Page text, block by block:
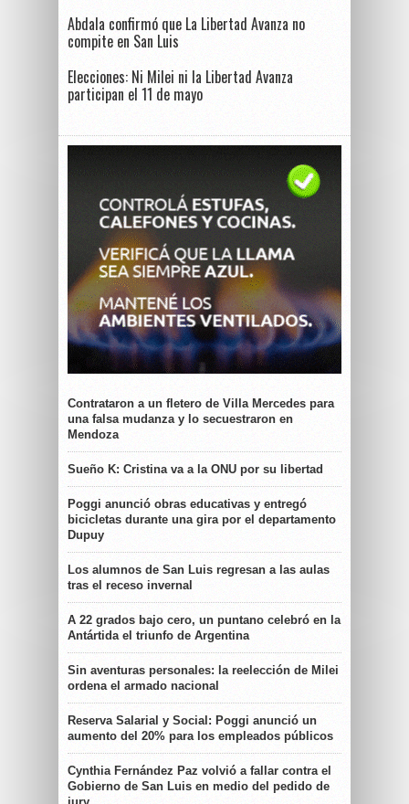
Abdala confirmó que La Libertad Avanza no
compite en San Luis
Elecciones: Ni Milei ni la Libertad Avanza
participan el 11 de mayo
Contrataron a un fletero de Villa Mercedes para
una falsa mudanza y lo secuestraron en
Mendoza
Sueño K: Cristina va a la ONU por su libertad
Poggi anunció obras educativas y entregó
bicicletas durante una gira por el departamento
Dupuy
Los alumnos de San Luis regresan a las aulas
tras el receso invernal
A 22 grados bajo cero, un puntano celebró en la
Antártida el triunfo de Argentina
Sin aventuras personales: la reelección de Milei
ordena el armado nacional
Reserva Salarial y Social: Poggi anunció un
aumento del 20% para los empleados públicos
Cynthia Fernández Paz volvió a fallar contra el
Gobierno de San Luis en medio del pedido de